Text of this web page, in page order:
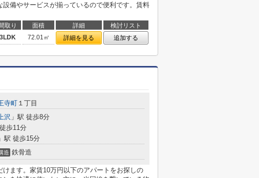
備やサービスが揃っているので便利です。賃料
取り 面積 詳細
検討リスト
3LDK 72.01㎡ 詳細を見る 追加する
寺町 １丁目
沢 」駅 徒歩8分
歩11分
」駅 徒歩15分
造 鉄骨造
ます。家賃10万円以下のアパートをお探しの